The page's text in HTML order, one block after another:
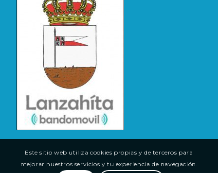
Este sitio web utiliza cookies propias y de terceros para
mejorar nuestros servicios y tu experiencia de navegación.